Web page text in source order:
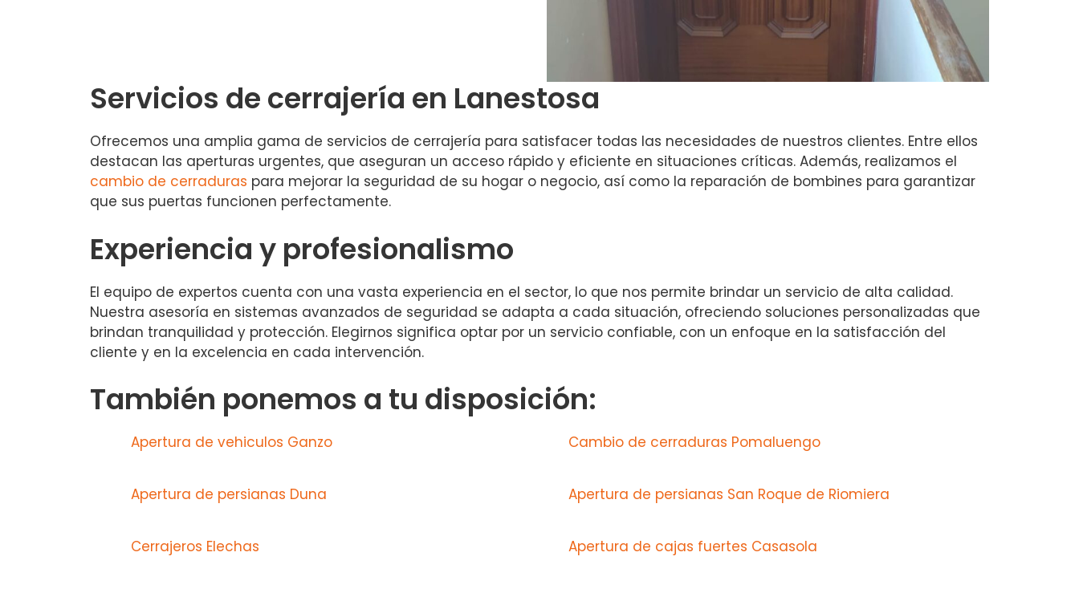
Servicios de cerrajería en Lanestosa
Ofrecemos una amplia gama de servicios de cerrajería para satisfacer todas las necesidades de nuestros clientes. Entre ellos
destacan las aperturas urgentes, que aseguran un acceso rápido y eficiente en situaciones críticas. Además, realizamos el
cambio de cerraduras para mejorar la seguridad de su hogar o negocio, así como la reparación de bombines para garantizar
que sus puertas funcionen perfectamente.
Experiencia y profesionalismo
El equipo de expertos cuenta con una vasta experiencia en el sector, lo que nos permite brindar un servicio de alta calidad.
Nuestra asesoría en sistemas avanzados de seguridad se adapta a cada situación, ofreciendo soluciones personalizadas que
brindan tranquilidad y protección. Elegirnos significa optar por un servicio confiable, con un enfoque en la satisfacción del
cliente y en la excelencia en cada intervención.
También ponemos a tu disposición:
Apertura de vehiculos Ganzo Cambio de cerraduras Pomaluengo
Apertura de persianas Duna Apertura de persianas San Roque de Riomiera
Cerrajeros Elechas Apertura de cajas fuertes Casasola